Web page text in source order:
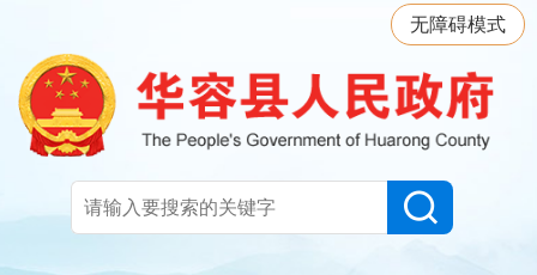
无障碍模式